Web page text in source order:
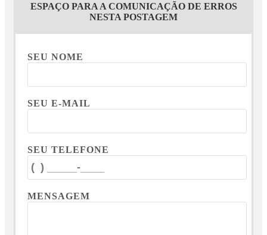
ESPAÇO PARA A COMUNICAÇÃO DE ERROS
NESTA POSTAGEM
SEU NOME
SEU E-MAIL
SEU TELEFONE
MENSAGEM